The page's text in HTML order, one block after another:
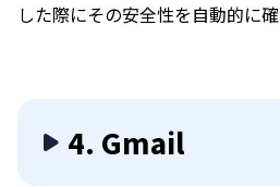
した際にその安全性を自動的に確
4. Gmail